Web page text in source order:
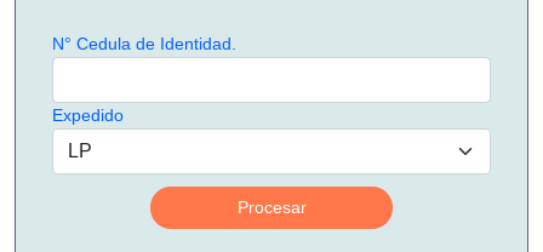
N° Cedula de Identidad.
Expedido
Procesar